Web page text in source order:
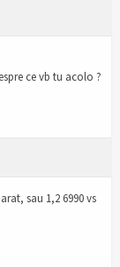
ce vb tu acolo ?
sau 1,2 6990 vs